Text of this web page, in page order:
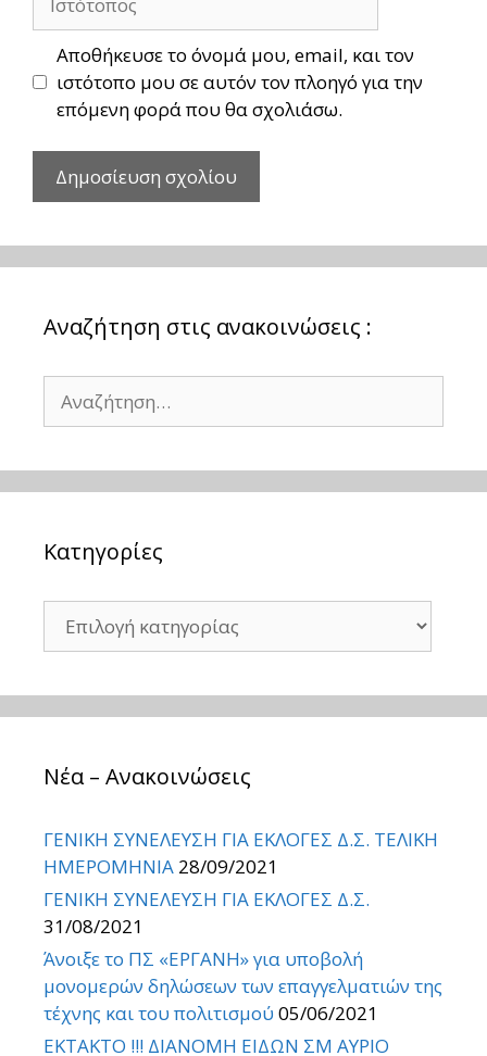
Αποθήκευσε το όνομά μου, email, και τον
ιστότοπο μου σε αυτόν τον πλοηγό για την
επόμενη φορά που θα σχολιάσω.
Αναζήτηση στις ανακοινώσεις :
για:
Kατηγορίες
Νέα – Ανακοινώσεις
ΓΕΝΙΚΗ ΣΥΝΕΛΕΥΣΗ ΓΙΑ ΕΚΛΟΓΕΣ Δ.Σ. ΤΕΛΙΚΗ
ΗΜΕΡΟΜΗΝΙΑ 28/09/2021
ΓΕΝΙΚΗ ΣΥΝΕΛΕΥΣΗ ΓΙΑ ΕΚΛΟΓΕΣ Δ.Σ.
31/08/2021
Άνοιξε το ΠΣ «ΕΡΓΑΝΗ» για υποβολή
μονομερών δηλώσεων των επαγγελματιών της
τέχνης και του πολιτισμού 05/06/2021
ΕΚΤΑΚΤΟ !!! ΔΙΑΝΟΜΗ ΕΙΔΩΝ ΣΜ ΑΥΡΙΟ